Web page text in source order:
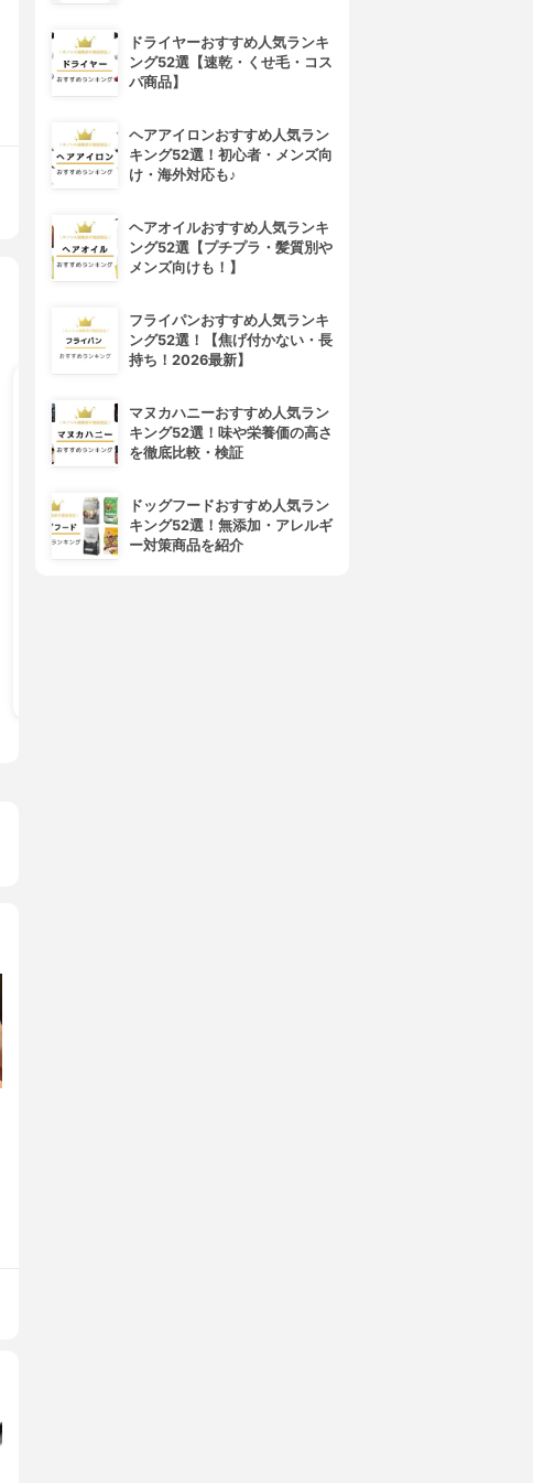
ドライヤーおすすめ人気ランキ
ング52選【速乾・くせ毛・コス
パ商品】
ヘアアイロンおすすめ人気ラン
キング52選！初心者・メンズ向
け・海外対応も♪
ヘアオイルおすすめ人気ランキ
ング52選【プチプラ・髪質別や
メンズ向けも！】
フライパンおすすめ人気ランキ
ング52選！【焦げ付かない・長
持ち！2026最新】
マヌカハニーおすすめ人気ラン
キング52選！味や栄養価の高さ
を徹底比較・検証
ドッグフードおすすめ人気ラン
キング52選！無添加・アレルギ
ー対策商品を紹介